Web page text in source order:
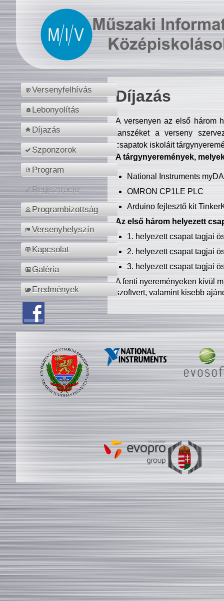
Versenyfelhívás
Lebonyolítás
Díjazás
Szponzorok
Program
Regisztráció
Programbizottság
Versenyhelyszín
Kapcsolat
Galéria
Eredmények
Díjazás
A versenyen az első három
tanszéket a verseny
csapatok iskoláit
A tárgynyeremények,
National Instruments
OMRON CP1LE PLC
Arduino fejlesztő kit
Az első három helyezett
1. helyezett csapat tagjai
2. helyezett csapat tagjai
3. helyezett csapat tagjai
A fenti nyereményeken kívül
szoftvert, valamint kisebb